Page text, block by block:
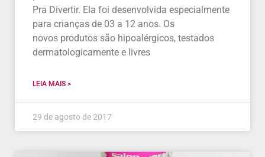
Pra Divertir. Ela foi desenvolvida especialmente
para crianças de 03 a 12 anos. Os
novos produtos são hipoalérgicos, testados
dermatologicamente e livres
LEIA MAIS >
29 de agosto de 2017